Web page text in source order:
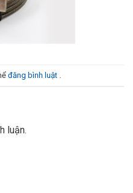
đăng bình luật
luận.